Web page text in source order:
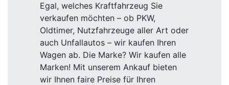
Egal, welches Kraftfahrzeug Sie
verkaufen möchten – ob PKW,
Oldtimer, Nutzfahrzeuge aller Art oder
auch Unfallautos – wir kaufen Ihren
Wagen ab. Die Marke? Wir kaufen alle
Marken! Mit unserem Ankauf bieten
wir Ihnen faire Preise für Ihren